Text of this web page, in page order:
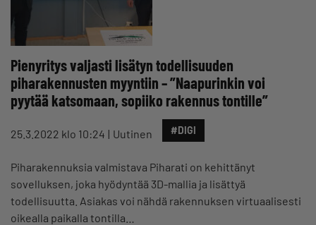
Pienyritys valjasti lisätyn todellisuuden
piharakennusten myyntiin – ”Naapurinkin voi
pyytää katsomaan, sopiiko rakennus tontille”
25.3.2022 klo 10:24 Uutinen #DIGI
Piharakennuksia valmistava Piharati on kehittänyt
sovelluksen, joka hyödyntää 3D-mallia ja lisättyä
todellisuutta. Asiakas voi nähdä rakennuksen virtuaalisesti
oikealla paikalla tontilla…